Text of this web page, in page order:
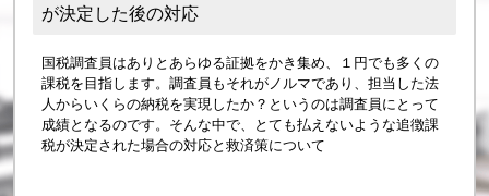
が決定した後の対応
国税調査員はありとあらゆる証拠をかき集め、１円でも多くの
課税を目指します。調査員もそれがノルマであり、担当した法
人からいくらの納税を実現したか？というのは調査員にとって
成績となるのです。そんな中で、とても払えないような追徴課
税が決定された場合の対応と救済策について